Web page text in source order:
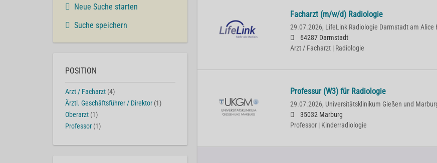
Facharzt (m/w/d) Radiologie
29.07.2026, LifeLink Radiologie Darmstadt am Alice
64287 Darmstadt
Arzt / Facharzt | Radiologie
Professur (W3) für Radiologie
29.07.2026, Universitätsklinikum Gießen und
35032 Marburg
Professor | Kinderradiologie
Neue Suche starten
Suche speichern
POSITION
Arzt / Facharzt (4)
Ärztl. Geschäftsführer / Direktor (1)
Oberarzt (1)
Professor (1)